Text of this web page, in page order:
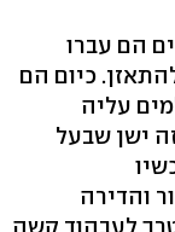
הם עברו
כיום הם
עליה
חוזה ישן שבעל
והדירה
נצטרך לעבהוד קשה